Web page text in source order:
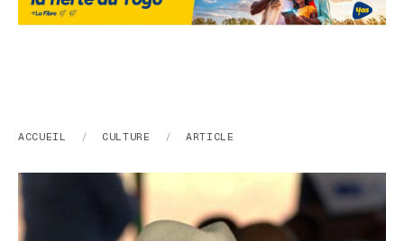
ACCUEIL / CULTURE / ARTICLE